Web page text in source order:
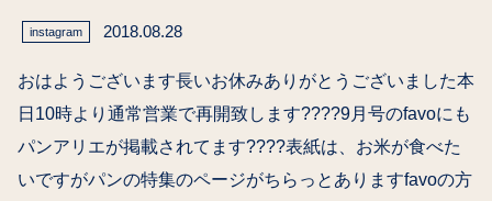
instagram 2018.08.28
おはようございます長いお休みありがとうございました本
日10時より通常営業で再開致します????9月号のfavoにも
パンアリエが掲載されてます????表紙は、お米が食べた
い️ですがパンの特集のページがちらっとあります️favoの方